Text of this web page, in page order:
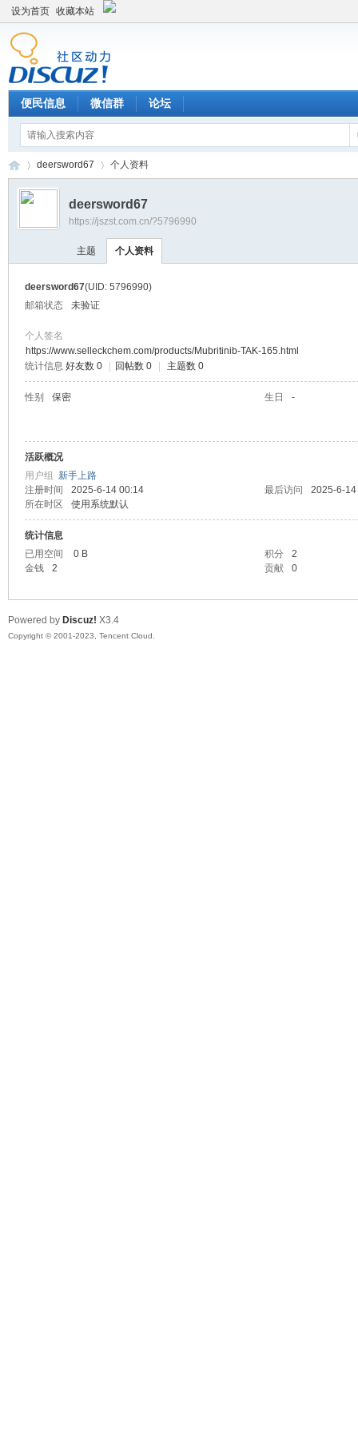
设为首页 收藏本站
便民信息 微信群 论坛
›
deersword67 个人资料
deersword67
https://jszst.com.cn/?5796990
主题 个人资料
deersword67(UID: 5796990)
邮箱状态
未验证
个人签名
https://www.selleckchem.com/products/Mubritinib-TAK-165.html
统计信息 好友数 0 回帖数 0 主题数 0
性别 保密 生日 -
活跃概况
用户组 新手上路
注册时间
2025-6-14 00:14 最后访问
2025-6-
所在时区
使用系统默认
统计信息
已用空间
0 B 积分
2
金钱
2 贡献 0
Powered by Discuz! X3.4
Copyright © 2001-2023, Tencent Cloud.